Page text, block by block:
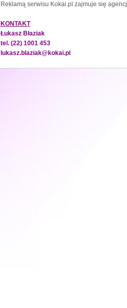
Reklamą serwisu Kokai.pl zajmuje się
KONTAKT
Łukasz Błaziak
tel. (22) 1001 453
lukasz.blaziak@kokai.pl